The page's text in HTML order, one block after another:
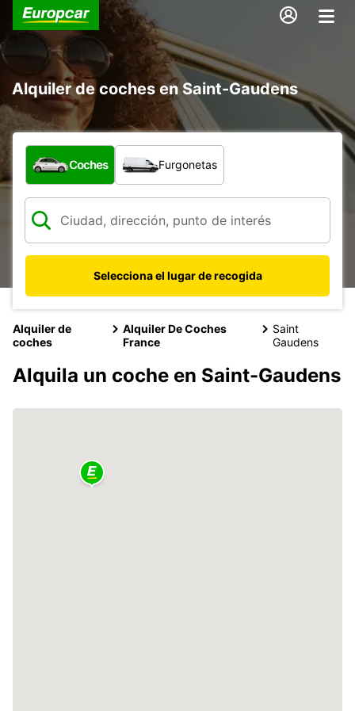
Alquiler de coches en Saint-Gaudens
¿Qué tipo de vehículo?
Coches Furgonetas
Selecciona el lugar de recogida
Alquiler de
coches
Alquiler De Coches
France
Saint
Gaudens
Alquila un coche en Saint-Gaudens